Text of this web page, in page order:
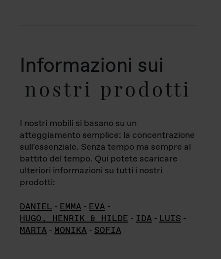
Informazioni sui
nostri prodotti
I nostri mobili si basano su un
atteggiamento semplice: la concentrazione
sull'essenziale. Senza tempo ma sempre al
battito del tempo. Qui potete scaricare
ulteriori informazioni su tutti i nostri
prodotti:
DANIEL - EMMA - EVA -
HUGO, HENRIK & HILDE - IDA - LUIS -
MARTA - MONIKA - SOFIA